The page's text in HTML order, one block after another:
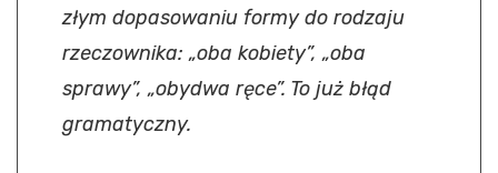
złym dopasowaniu formy do rodzaju
rzeczownika: „oba kobiety”, „oba
sprawy”, „obydwa ręce”. To już błąd
gramatyczny.